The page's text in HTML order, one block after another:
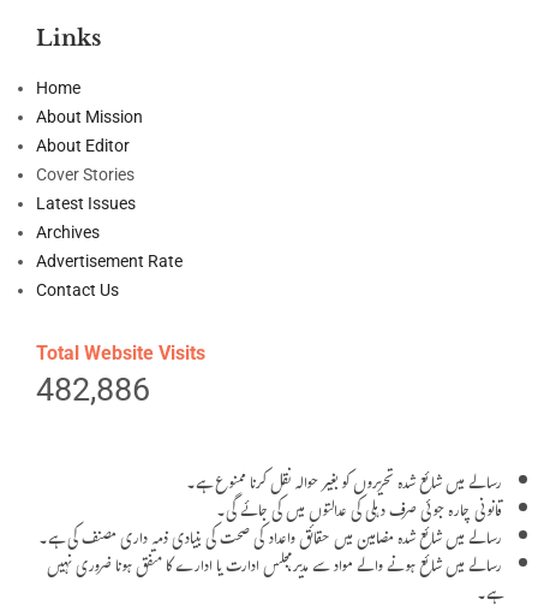
Links
Home
About Mission
About Editor
Cover Stories
Latest Issues
Archives
Advertisement Rate
Contact Us
Total Website Visits
482,886
رسالے میں شائع شدہ تحریروں کو بغیر حوالہ نقل کرنا ممنوع ہے۔
قانونی چارہ جوئی صرف دہلی کی عدالتوں میں کی جائے گی۔
رسالے میں شائع شدہ مضامین میں حقائق واعداد کی صحت کی بنیادی ذمہ داری مصنف کی ہے۔
رسالے میں شائع ہونے والے مواد سے مدیر،مجلس ادارت یا ادارے کا متفق ہونا ضروری نہیں